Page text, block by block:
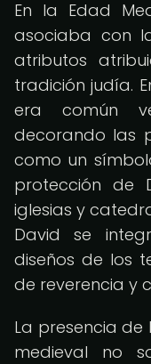
En la Edad
asociaba con
atributos
tradición judía.
era común
decorando las
como un
protección de
iglesias y
David se
diseños de los
de reverencia y
La presencia de
medieval no